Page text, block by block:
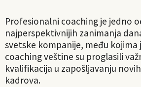
Profesionalni coaching je jedno
najperspektivnijih zanimanja
svetske kompanije, među kojima
coaching veštine su proglasili
kvalifikacija u zapošljavanju
kadrova.